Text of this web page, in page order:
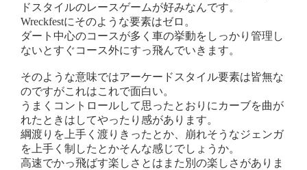
ドスタイルのレースゲームが好みなんです。
Wreckfestにそのような要素はゼロ。
ダート中心のコースが多く車の挙動をしっかり管理し
ないとすぐコース外にすっ飛んでいきます。
そのような意味ではアーケードスタイル要素は皆無な
のですがこれはこれで面白い。
うまくコントロールして思ったとおりにカーブを曲が
れたときはしてやったり感があります。
綱渡りを上手く渡りきったとか、崩れそうなジェンガ
を上手く制したとかそんな感じでしょうか。
高速でかっ飛ばす楽しさとはまた別の楽しさがありま